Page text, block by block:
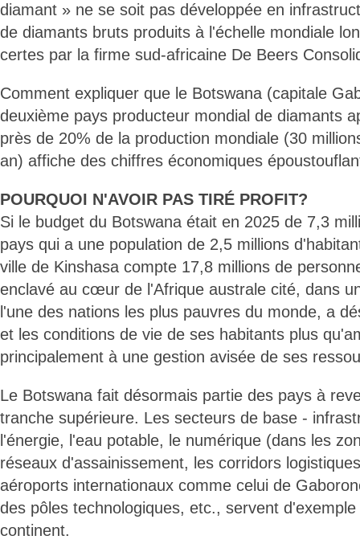
diamant » ne se soit pas développée en
de diamants bruts produits à l'échelle mondiale
certes par la firme sud-africaine De Beers
Comment expliquer que le Botswana (capitale
deuxième pays producteur mondial de diamants
près de 20% de la production mondiale (30
an) affiche des chiffres économiques
POURQUOI N'AVOIR PAS TIRÉ PROFIT?
Si le budget du Botswana était en 2025 de 7,3
pays qui a une population de 2,5 millions
ville de Kinshasa compte 17,8 millions de
enclavé au cœur de l'Afrique australe cité, dans
l'une des nations les plus pauvres du monde, a
et les conditions de vie de ses habitants plus
principalement à une gestion avisée de ses
Le Botswana fait désormais partie des pays à
tranche supérieure. Les secteurs de base -
l'énergie, l'eau potable, le numérique (dans les
réseaux d'assainissement, les corridors
aéroports internationaux comme celui de
des pôles technologiques, etc., servent
continent.